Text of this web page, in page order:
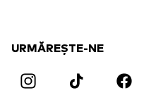
URMĂREȘTE-NE